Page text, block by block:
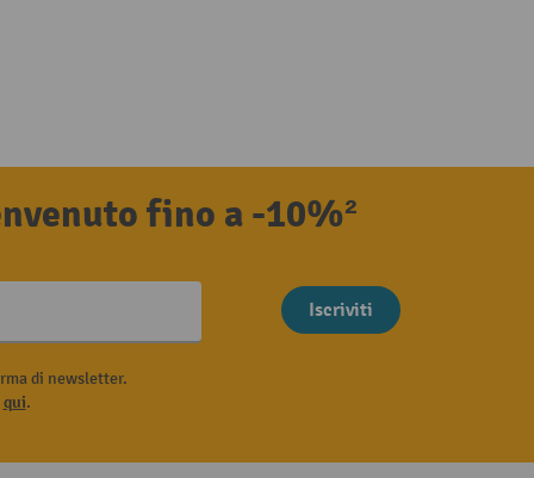
fino a -10%²
Iscriviti
di newsletter.
qui.